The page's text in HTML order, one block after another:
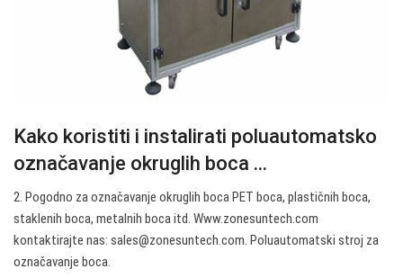
Kako koristiti i instalirati poluautomatsko
označavanje okruglih boca ...
2. Pogodno za označavanje okruglih boca PET boca, plastičnih boca,
staklenih boca, metalnih boca itd. Www.zonesuntech.com
kontaktirajte nas: sales@zonesuntech.com. Poluautomatski stroj za
označavanje boca.